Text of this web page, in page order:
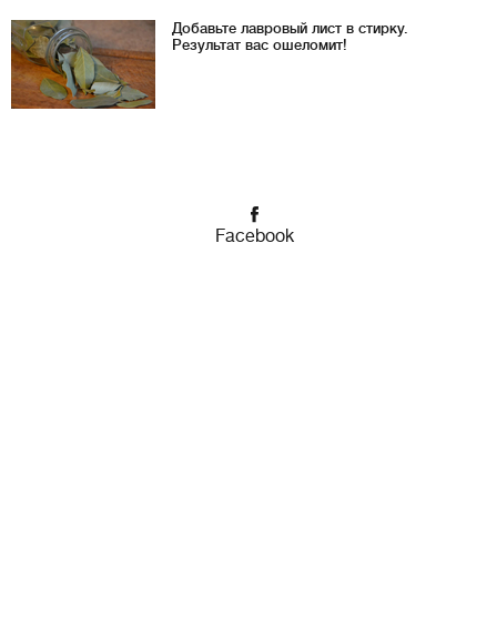
Добавьте лавровый лист в стирку.
Результат вас ошеломит!
Facebook